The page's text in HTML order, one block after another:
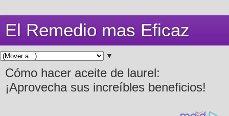
El Remedio mas Eficaz
▼
Cómo hacer aceite de laurel:
¡Aprovecha sus increíbles beneficios!